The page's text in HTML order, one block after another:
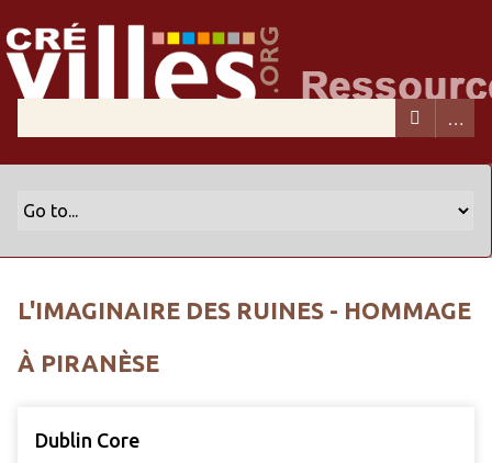
L'IMAGINAIRE DES RUINES - HOMMAGE
À PIRANÈSE
Dublin Core